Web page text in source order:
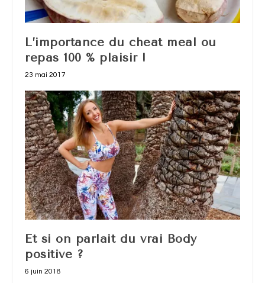
L’importance du cheat meal ou
repas 100 % plaisir !
23 mai 2017
Et si on parlait du vrai Body
positive ?
6 juin 2018